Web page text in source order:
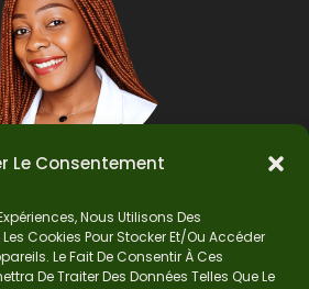
Le Consentement
Nous Utilisons Des
Cookies Pour Stocker Et/ou Accéder
Le Fait De Consentir À Ces
De Traiter Des Données Telles Que Le
Auteur